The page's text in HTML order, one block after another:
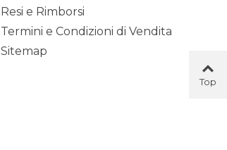
Resi e Rimborsi
Termini e Condizioni di Vendita
Sitemap
Top